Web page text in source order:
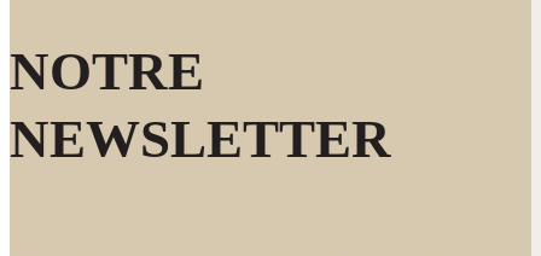
HAKAWERK W. Schlotz GmbH Bahnhofstr. 28 71111
Waldenbuch Allemagnewww.hakawerk.fr
NOTRE
NEWSLETTER